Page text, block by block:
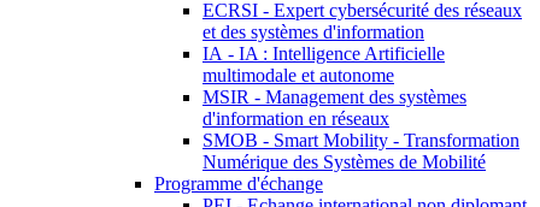
ECRSI - Expert cybersécurité des réseaux
et des systèmes d'information
IA - IA : Intelligence Artificielle
multimodale et autonome
MSIR - Management des systèmes
d'information en réseaux
SMOB - Smart Mobility - Transformation
Numérique des Systèmes de Mobilité
Programme d'échange